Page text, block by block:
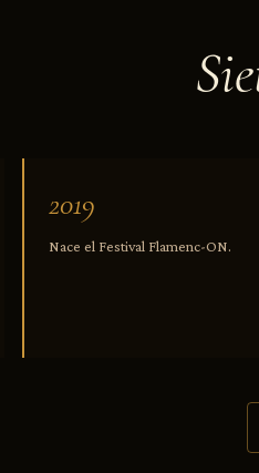
2019
Nace el Festival Flamenc-ON.